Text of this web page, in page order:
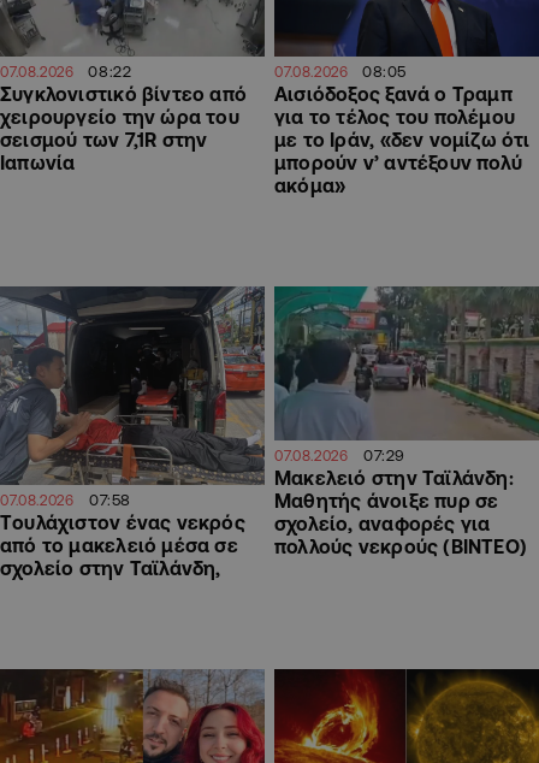
07.08.2026 08:22
Συγκλονιστικό βίντεο από
χειρουργείο την ώρα του
σεισμού των 7,1R στην
Ιαπωνία
07.08.2026 08:05
Αισιόδοξος ξανά ο Τραμπ
για το τέλος του πολέμου
με το Ιράν, «δεν νομίζω ότι
μπορούν ν’ αντέξουν πολύ
ακόμα»
07.08.2026 07:58
Tουλάχιστον ένας νεκρός
από το μακελειό μέσα σε
σχολείο στην Ταϊλάνδη,
07.08.2026 07:29
Μακελειό στην Ταϊλάνδη:
Μαθητής άνοιξε πυρ σε
σχολείο, αναφορές για
πολλούς νεκρούς (ΒΙΝΤΕΟ)